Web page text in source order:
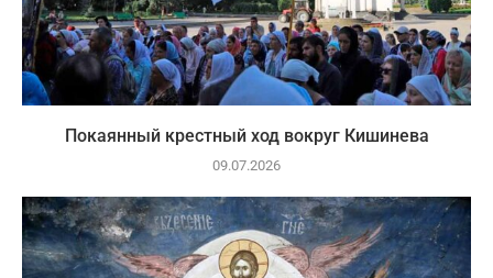
Покаянный крестный ход вокруг Кишинева
09.07.2026